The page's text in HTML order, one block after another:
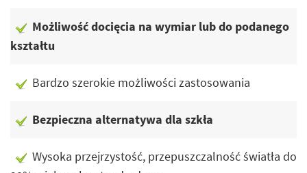
Możliwość docięcia na wymiar lub do podanego
kształtu
Bardzo szerokie możliwości zastosowania
Bezpieczna alternatywa dla szkła
Wysoka przejrzystość, przepuszczalność światła do